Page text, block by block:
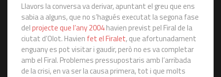
Llavors la conversa va derivar, apuntant el greu que ens
sabia a alguns, que no s’hagués executat la segona fase
delprojecte que l’any 2004havien previst pel Firal de la
ciutat d’Olot. Havien fet el Firalet, que afortunadament
enguany es pot visitar i gaudir, però no es va completar
amb el Firal. Problemes pressupostaris amb l’arribada
de la crisi, en va ser la causa primera, tot i que molts